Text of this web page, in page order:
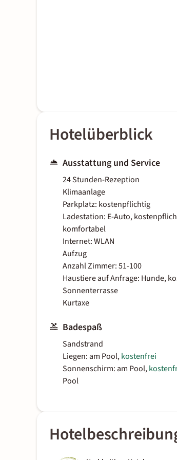
Hotelüberblick
Ausstattung und Service
24 Stunden-Rezeption
Klimaanlage
Parkplatz: kostenpflichtig
Ladestation: E-Auto,
komfortabel
Internet: WLAN
Aufzug
Anzahl Zimmer: 51-100
Haustiere auf Anfrage: Hunde,
Sonnenterrasse
Kurtaxe
Badespaß
Sandstrand
Liegen: am Pool,kostenfrei
Sonnenschirm: am Pool,
Pool